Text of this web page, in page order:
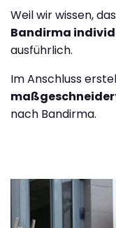
Weil wir wissen,
Bandirma
ausführlich.
Im Anschluss
nach Bandirma.